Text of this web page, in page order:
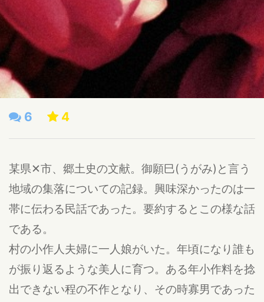
6 4
某県✕市、郷土史の文献。御願巳(うがみ)と言う
地域の集落についての記録。興味深かったのは一
帯に伝わる民話であった。要約するとこの様な話
である。
村の小作人夫婦に一人娘がいた。年頃になり誰も
が振り返るような美人に育つ。ある年小作料を捻
出できない程の不作となり、その時寡男であった